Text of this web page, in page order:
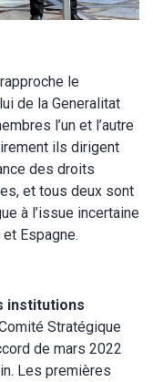
le
de la Generalitat
l’un et l’autre
ils dirigent
des droits
et tous deux sont
à l’issue incertaine
Espagne.
institutions
Stratégique
de mars 2022
Les premières